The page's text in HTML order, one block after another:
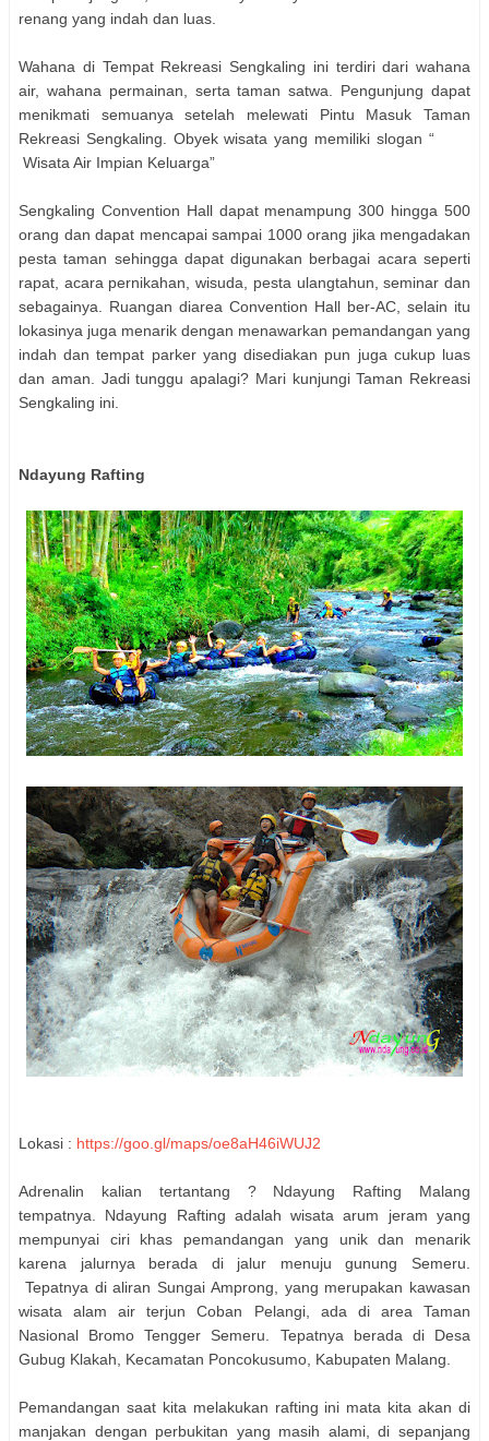
renang yang indah dan luas.
Wahana di Tempat Rekreasi Sengkaling ini terdiri dari wahana
air, wahana permainan, serta taman satwa. Pengunjung dapat
menikmati semuanya setelah melewati Pintu Masuk Taman
Rekreasi Sengkaling. Obyek wisata yang memiliki slogan “
Wisata Air Impian Keluarga”
Sengkaling Convention Hall dapat menampung 300 hingga 500
orang dan dapat mencapai sampai 1000 orang jika mengadakan
pesta taman sehingga dapat digunakan berbagai acara seperti
rapat, acara pernikahan, wisuda, pesta ulangtahun, seminar dan
sebagainya. Ruangan diarea Convention Hall ber-AC, selain itu
lokasinya juga menarik dengan menawarkan pemandangan yang
indah dan tempat parker yang disediakan pun juga cukup luas
dan aman. Jadi tunggu apalagi? Mari kunjungi Taman Rekreasi
Sengkaling ini.
Ndayung Rafting
Lokasi : https://goo.gl/maps/oe8aH46iWUJ2
Adrenalin kalian tertantang ? Ndayung Rafting Malang
tempatnya. Ndayung Rafting adalah wisata arum jeram yang
mempunyai ciri khas pemandangan yang unik dan menarik
karena jalurnya berada di jalur menuju gunung Semeru.
Tepatnya di aliran Sungai Amprong, yang merupakan kawasan
wisata alam air terjun Coban Pelangi, ada di area Taman
Nasional Bromo Tengger Semeru. Tepatnya berada di Desa
Gubug Klakah, Kecamatan Poncokusumo, Kabupaten Malang.
Pemandangan saat kita melakukan rafting ini mata kita akan di
manjakan dengan perbukitan yang masih alami, di sepanjang